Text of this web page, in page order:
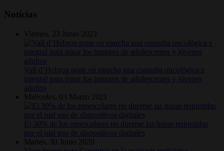
Noticias
Viernes, 23 Junio 2023
Vall d’Hebron pone en marcha una consulta oncológica e
integral para tratar los tumores de adolescentes y jóvenes
adultos
Miércoles, 03 Marzo 2021
El 30% de los preescolares no duerme las horas requeridas
por el mal uso de dispositivos digitales
Martes, 30 Junio 2020